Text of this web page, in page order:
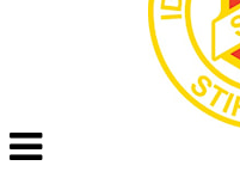
Veksle
navigasjon